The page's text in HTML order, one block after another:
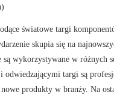
światowe targi
skupia się na
wykorzystywane w różnych
odwiedzającymi targi są
produkty w branży. Na